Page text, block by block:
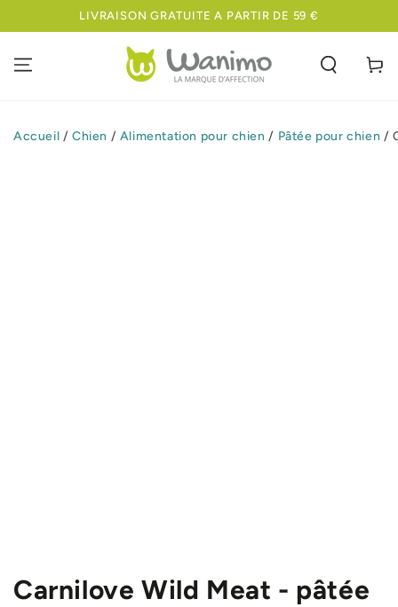
IGNORER LELIVRAISON GRATUITE A PARTIR DE 59 €
Panier
Accueil / Chien / Alimentation pour chien / Pâtée pour chien /
Carnilove Wild Meat - pâtée